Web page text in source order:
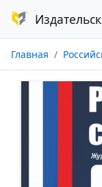
Главная